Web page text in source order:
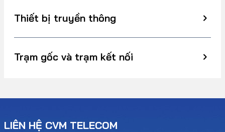
Thiết bị truyền thông
Trạm gốc và trạm kết nối
LIÊN HỆ CVM TELECOM